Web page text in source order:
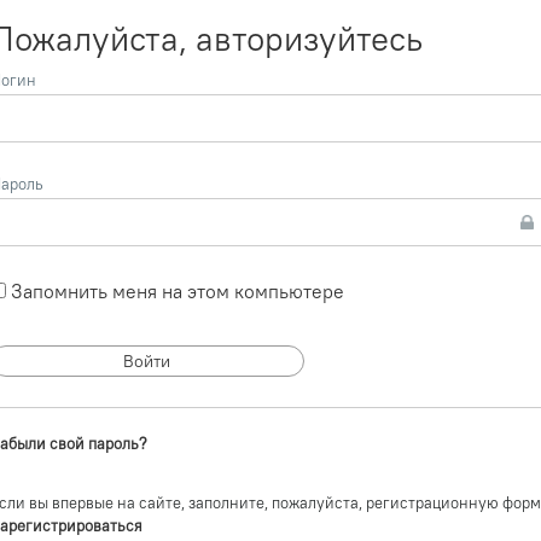
авторизуйтесь
Запомнить меня на этом компьютере
свой пароль?
вы впервые на сайте, заполните, пожалуйста, регистрационную